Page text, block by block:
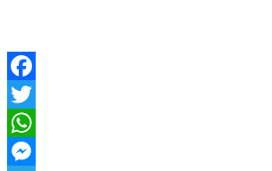
Facebook
Twitter
WhatsApp